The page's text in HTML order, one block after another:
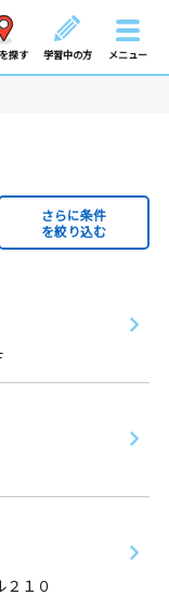
探す 学習中の方 メニュー
さらに条件
を絞り込む
１０